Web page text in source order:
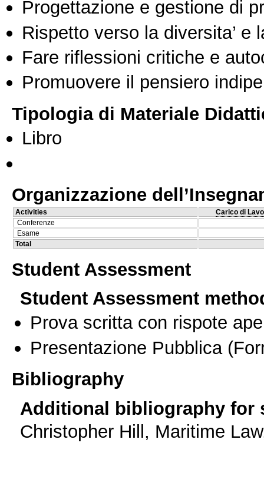
Progettazione e gestione di
Rispetto verso la diversita’ e
Fare riflessioni critiche e
Promuovere il pensiero
Tipologia di Materiale
Libro
Organizzazione
Activities
Carico di
Conferenze
Esame
Total
Student Assessment
Student Assessment
Prova scritta con rispote
Presentazione Pubblica
Bibliography
Additional bibliography for
Christopher Hill, Maritime